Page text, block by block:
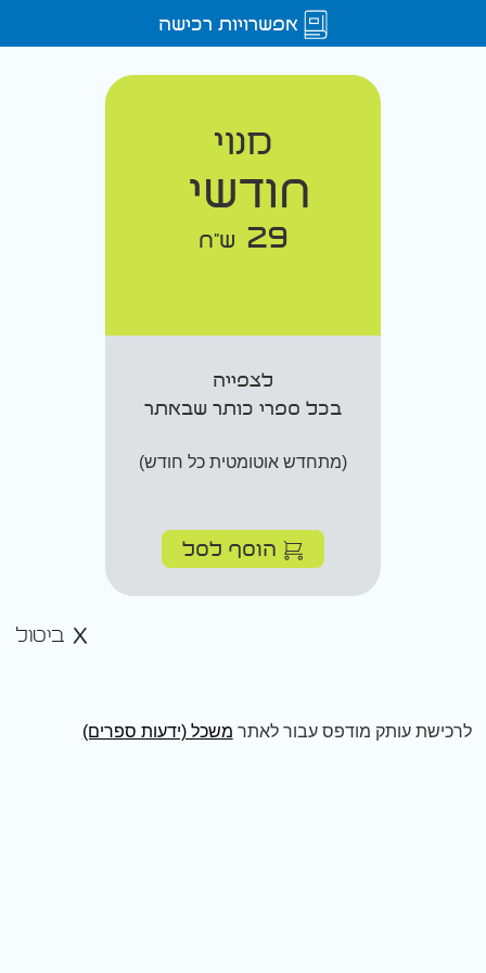
אפשרויות רכישה
מנוי
חודשי
29 ש"ח
לצפייה
בכל ספרי כותר שבאתר
(מתחדש אוטומטית כל חודש)
הוסף לסל
ביטול
לרכישת עותק מודפס עבור לאתר משכל (ידעות ספרים)